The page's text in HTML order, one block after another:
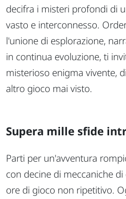
decifra i misteri profondi di
vasto e interconnesso.
l'unione di esplorazione,
in continua evoluzione, ti
misterioso enigma vivente,
altro gioco mai visto.
Supera mille sfide
Parti per un'avventura
con decine di meccaniche
ore di gioco non ripetitivo.